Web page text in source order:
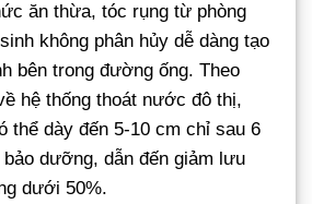
ăn thừa, tóc rụng từ phòng
không phân hủy dễ dàng tạo
bên trong đường ống. Theo
hệ thống thoát nước đô thị,
thể dày đến 5-10 cm chỉ sau 6
dưỡng, dẫn đến giảm lưu
dưới 50%.